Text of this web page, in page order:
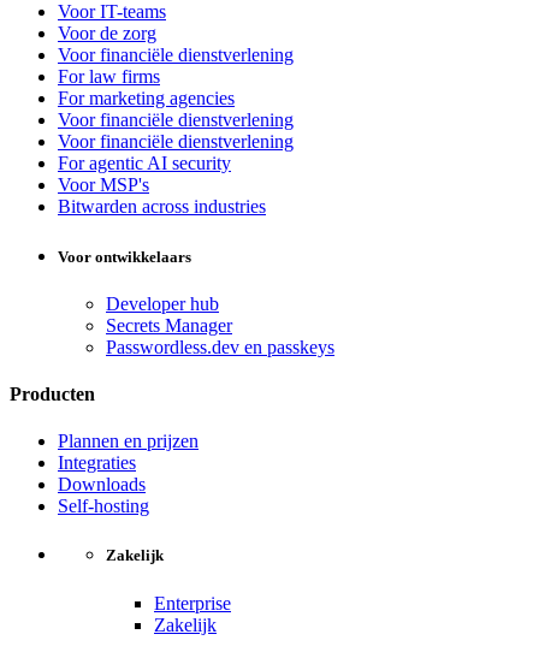
Voor IT-teams
Voor de zorg
Voor financiële dienstverlening
For law firms
For marketing agencies
Voor financiële dienstverlening
Voor financiële dienstverlening
For agentic AI security
Voor MSP's
Bitwarden across industries
Voor ontwikkelaars
Developer hub
Secrets Manager
Passwordless.dev en passkeys
Producten
Plannen en prijzen
Integraties
Downloads
Self-hosting
Zakelijk
Enterprise
Zakelijk